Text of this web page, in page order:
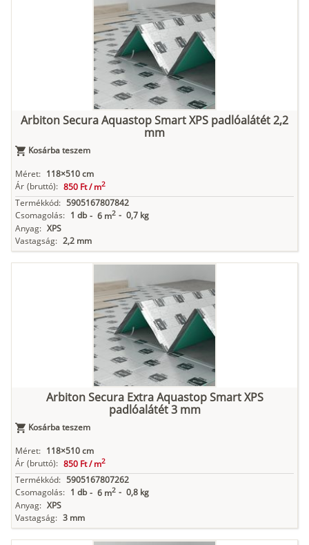
Arbiton Secura Aquastop Smart XPS padlóalátét 2,2
mm
Kosárba teszem
Méret: 118×510 cm
Ár (bruttó): 850 Ft /m2
Termékkód: 5905167807842
Csomagolás: 1 db - 6 m2 - 0,7 kg
Anyag: XPS
Vastagság: 2,2 mm
Arbiton Secura Extra Aquastop Smart XPS
padlóalátét 3 mm
Kosárba teszem
Méret: 118×510 cm
Ár (bruttó): 850 Ft /m2
Termékkód: 5905167807262
Csomagolás: 1 db - 6 m2 - 0,8 kg
Anyag: XPS
Vastagság: 3 mm